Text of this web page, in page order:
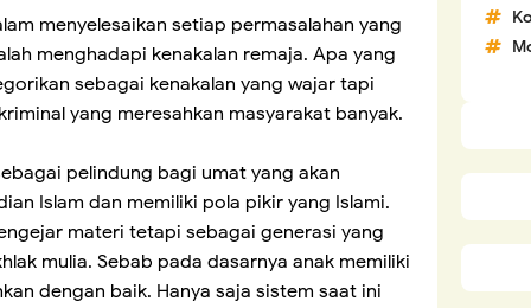
menyelesaikan setiap permasalahan yang
menghadapi kenakalan remaja. Apa yang
sebagai kenakalan yang wajar tapi
yang meresahkan masyarakat banyak.
pelindung bagi umat yang akan
Islam dan memiliki pola pikir yang Islami.
materi tetapi sebagai generasi yang
mulia. Sebab pada dasarnya anak memiliki
dengan baik. Hanya saja sistem saat ini